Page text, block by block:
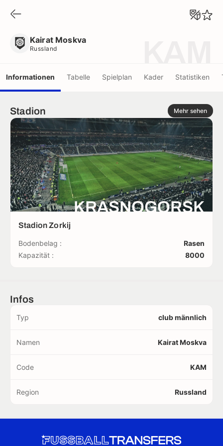
Kairat Moskva
Russland
Informationen Tabelle Spielplan Kader Statistiken
Stadion Mehr sehen
KRASNOGORSK
Stadion Zorkij
Bodenbelag :
Rasen
Kapazität :
8000
Infos
Typ club männlich
Namen Kairat Moskva
Code KAM
Region Russland